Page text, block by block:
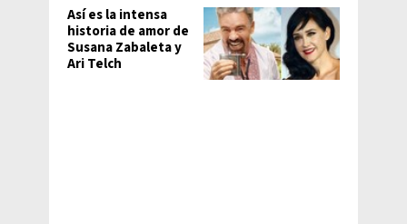
Así es la intensa
historia de amor de
Susana Zabaleta y
Ari Telch